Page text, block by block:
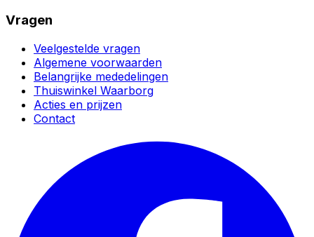
Vragen
Veelgestelde vragen
Algemene voorwaarden
Belangrijke mededelingen
Thuiswinkel Waarborg
Acties en prijzen
Contact